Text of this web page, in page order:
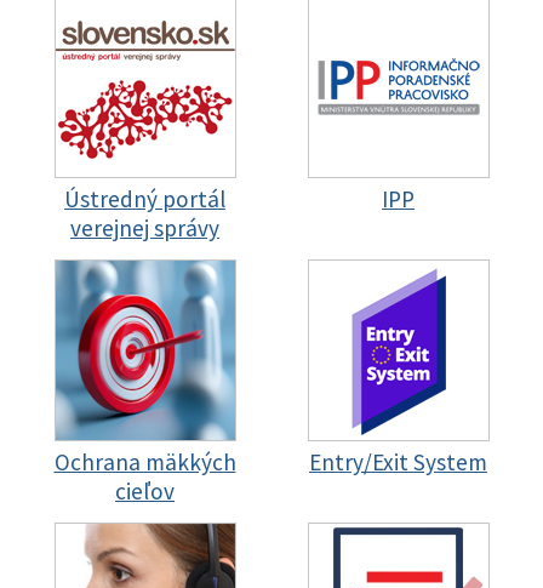
Ústredný portál
verejnej správy
IPP
Ochrana mäkkých
cieľov
Entry/Exit System